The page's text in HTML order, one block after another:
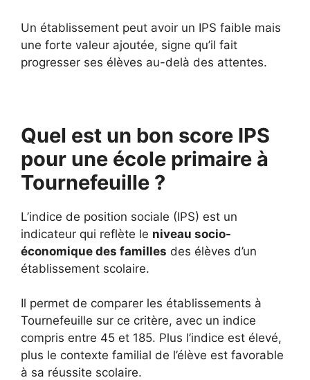
Un établissement peut avoir un IPS faible mais
une forte valeur ajoutée, signe qu’il fait
progresser ses élèves au-delà des attentes.
Quel est un bon score IPS
pour une école primaire à
Tournefeuille ?
L’indice de position sociale (IPS) est un
indicateur qui reflète le niveau socio-
économique des familles des élèves d’un
établissement scolaire.
Il permet de comparer les établissements à
Tournefeuille sur ce critère, avec un indice
compris entre 45 et 185. Plus l’indice est élevé,
plus le contexte familial de l’élève est favorable
à sa réussite scolaire.